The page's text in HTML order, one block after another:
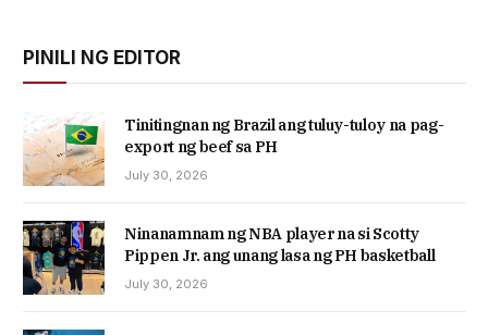
PINILI NG EDITOR
Tinitingnan ng Brazil ang tuluy-tuloy na pag-
export ng beef sa PH
July 30, 2026
Ninanamnam ng NBA player na si Scotty
Pippen Jr. ang unang lasa ng PH basketball
July 30, 2026